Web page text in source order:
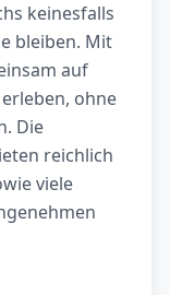
keinesfalls
bleiben. Mit
auf
ohne
Die
reichlich
viele